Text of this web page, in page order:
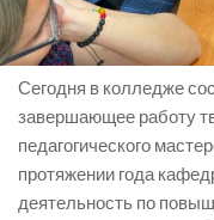
Сегодня в колледже
завершающее работу
педагогического
протяжении года
деятельность по